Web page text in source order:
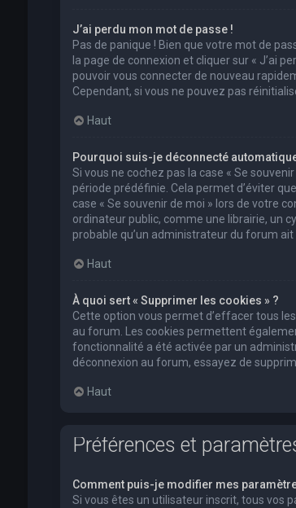
J’ai perdu mon mot de passe !
Pas de panique ! Bien que votre mot de
la page de connexion et cliquer sur « J’ai
pouvoir vous connecter de nouveau
Cependant, si vous ne pouvez pas
Haut
Pourquoi suis-je déconnecté
Si vous ne cochez pas la case « Se
période prédéfinie. Cela permet d’éviter
case « Se souvenir de moi » lors de votre
ordinateur public, comme une librairie, un
probable qu’un administrateur du forum
Haut
À quoi sert « Supprimer les cookies » ?
Cette option vous permet d’effacer tous
au forum. Les cookies permettent
fonctionnalité a été activée par un
déconnexion au forum, essayez de
Haut
Préférences et
Comment puis-je modifier mes
Si vous êtes un utilisateur inscrit, tous vos